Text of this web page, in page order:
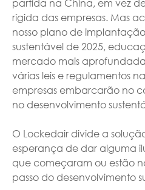
partida na China, em vez
rígida das empresas. Mas
nosso plano de
sustentável de 2025,
mercado mais
várias leis e regulamentos
empresas embarcarão no
no desenvolvimento
O Lockedair divide a
esperança de dar alguma
que começaram ou estão
passo do desenvolvimento